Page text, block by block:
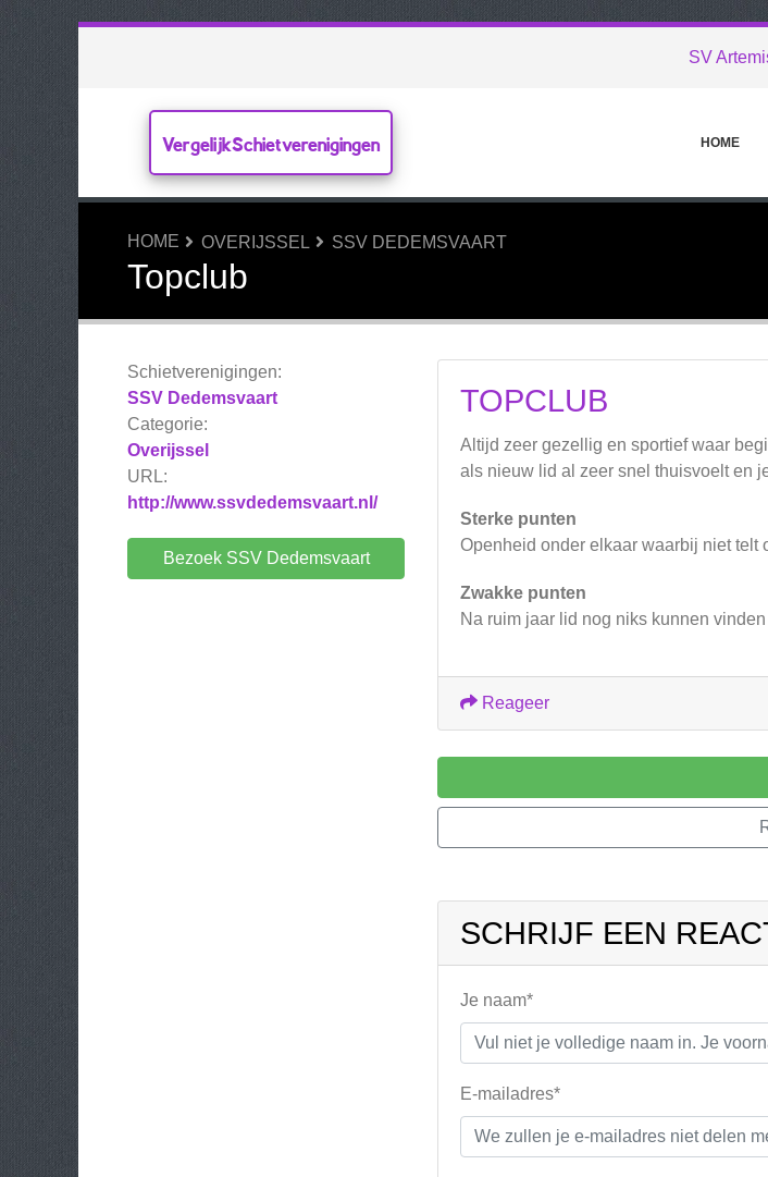
SV
VergelijkSchietverenigingen HOME
HOME OVERIJSSEL SSV DEDEMSVAART
Topclub
Schietverenigingen:
SSV Dedemsvaart
Categorie:
Overijssel
URL:
http://www.ssvdedemsvaart.nl/
Bezoek SSV Dedemsvaart
TOPCLUB
Altijd zeer gezellig en sportief waar
als nieuw lid al zeer snel thuisvoelt en
Sterke punten
Openheid onder elkaar waarbij niet telt
Zwakke punten
Na ruim jaar lid nog niks kunnen vinden
Reageer
SCHRIJF EEN
Je naam*
E-mailadres*